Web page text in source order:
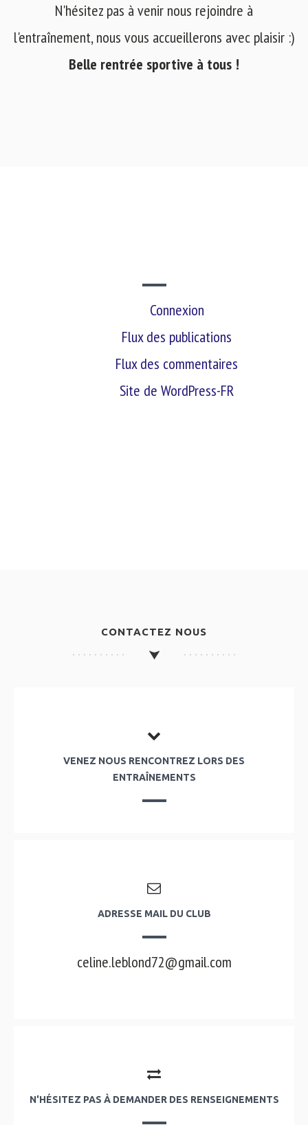
N'hésitez pas à venir nous rejoindre à
l'entraînement, nous vous accueillerons avec plaisir :)
Belle rentrée sportive à tous !
Connexion
Flux des publications
Flux des commentaires
Site de WordPress-FR
CONTACTEZ NOUS
VENEZ NOUS RENCONTREZ LORS DES
ENTRAÎNEMENTS
ADRESSE MAIL DU CLUB
celine.leblond72@gmail.com
N'HÉSITEZ PAS À DEMANDER DES RENSEIGNEMENTS